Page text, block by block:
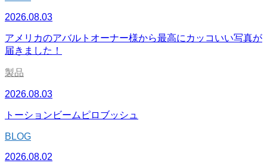
2026.08.03
アメリカのアバルトオーナー様から最高にカッコいい写真が
届きました！
製品
2026.08.03
トーションビームピロブッシュ
BLOG
2026.08.02